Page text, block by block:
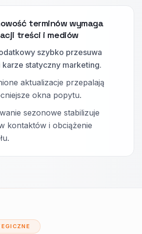
terminów wymaga
treści i mediów
szybko przesuwa
karze statyczny marketing.
aktualizacje przepalają
okna popytu.
sezonowe stabilizuje
kontaktów i obciążenie